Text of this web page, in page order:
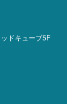
ドキューブ5F